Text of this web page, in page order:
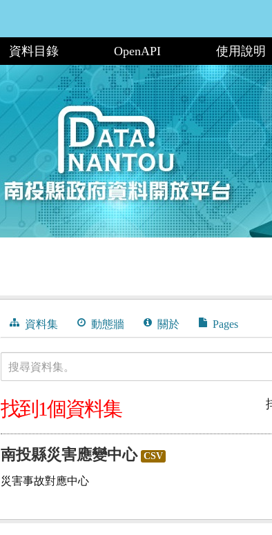
資料目錄 OpenAPI 使用說明
資料集 動態牆 關於 Pages
搜尋資料集。
找到1個資料集
南投縣災害應變中心 CSV
災害事故對應中心